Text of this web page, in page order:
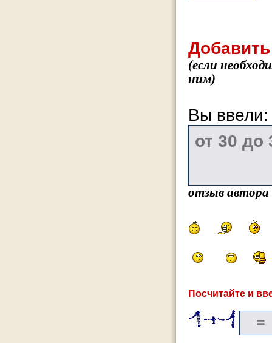
(если
ним)
Вы
отзыв
Посчитайте и